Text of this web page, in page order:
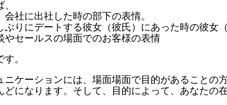
会社に出社した時の部下の表情。
ぶりにデートする彼女（彼氏）にあった時の彼女
やセールスの場面でのお客様の表情
。
ニケーションには、場面場面で目的があることの
どになります。そして、目的によって、あなたの